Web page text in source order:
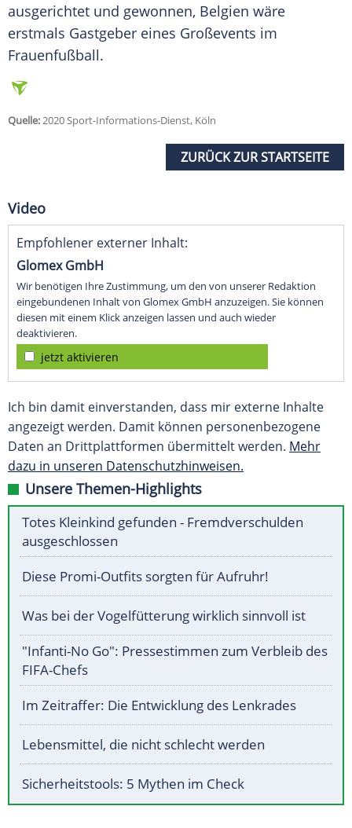
ausgerichtet und gewonnen, Belgien wäre
erstmals Gastgeber eines Großevents im
Frauenfußball.
Quelle:2020 Sport-Informations-Dienst, Köln
ZURÜCK ZUR STARTSEITE
Video
Empfohlener externer Inhalt:
Glomex GmbH
Wir benötigen Ihre Zustimmung, um den von unserer Redaktion
eingebundenen Inhalt von Glomex GmbH anzuzeigen. Sie können
diesen mit einem Klick anzeigen lassen und auch wieder
deaktivieren.
jetzt aktivieren
Ich bin damit einverstanden, dass mir externe Inhalte
angezeigt werden. Damit können personenbezogene
Daten an Drittplattformen übermittelt werden. Mehr
dazu in unseren Datenschutzhinweisen.
Unsere Themen-Highlights
Totes Kleinkind gefunden - Fremdverschulden
ausgeschlossen
Diese Promi-Outfits sorgten für Aufruhr!
Was bei der Vogelfütterung wirklich sinnvoll ist
"Infanti-No Go": Pressestimmen zum Verbleib des
FIFA-Chefs
Im Zeitraffer: Die Entwicklung des Lenkrades
Lebensmittel, die nicht schlecht werden
Sicherheitstools: 5 Mythen im Check